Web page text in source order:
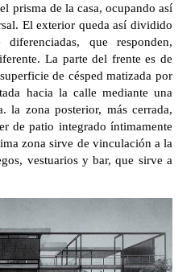
prisma de la casa, ocupando así
El exterior queda así dividido
que responden,
La parte del frente es de
de césped matizada por
hacia la calle mediante una
la zona posterior, más cerrada,
de patio integrado íntimamente
zona sirve de vinculación a la
vestuarios y bar, que sirve a